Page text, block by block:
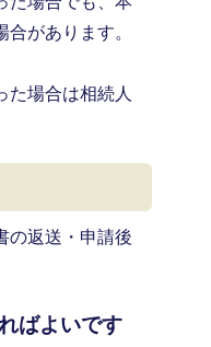
があります。
た場合は相続人
の返送・申請後
ばよいです